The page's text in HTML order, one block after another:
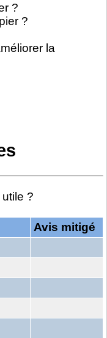
?
?
la
?
Avis mitigé